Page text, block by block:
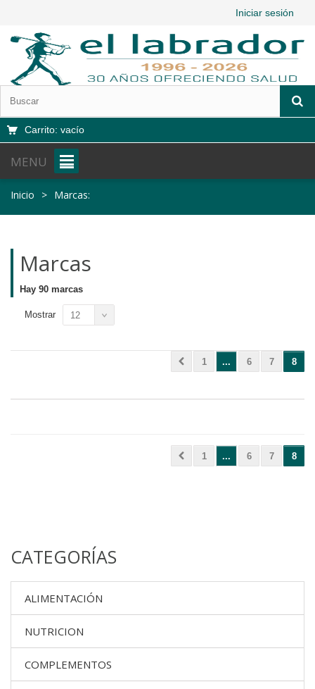
Iniciar sesión
Carrito: vacío
MENU
Inicio > Marcas:
Marcas
Hay 90 marcas
Mostrar 12
1 ... 6 7 8
1 ... 6 7 8
CATEGORÍAS
ALIMENTACIÓN
NUTRICION
COMPLEMENTOS